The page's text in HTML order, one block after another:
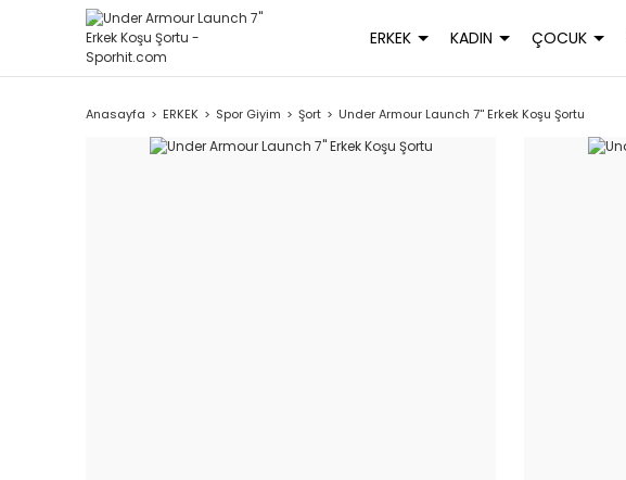
ERKEK KADIN ÇOCUK
Anasayfa ERKEK Spor Giyim Şort Under Armour Launch 7'' Erkek Koşu Şortu